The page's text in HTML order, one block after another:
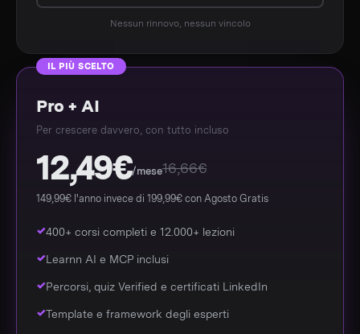
Nessun rinnovo, nessun vincolo
IL PIÙ SCELTO
Pro + AI
Per crescere davvero, con tutto incluso
12,49€/mese16,66€
149,99€ l'anno invece di 199,99€ con Agosto Gratis
400+ corsi completi e 12.000+ lezioni
Learnn AI e MCP inclusi
Percorsi, quiz Verified e certificati LinkedIn
Template e framework degli esperti